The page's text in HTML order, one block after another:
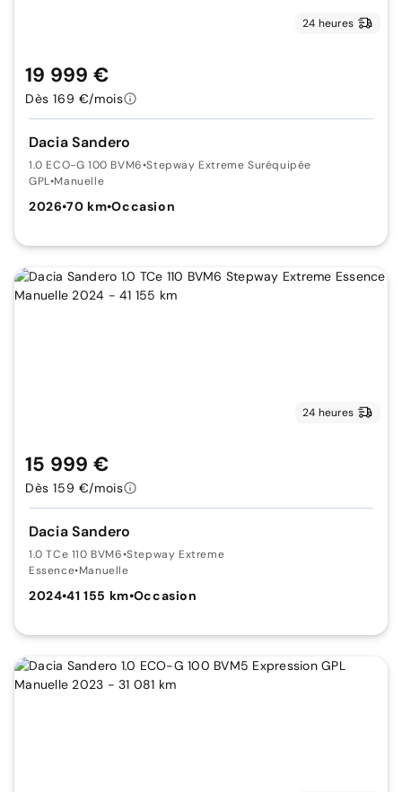
24 heures
Dacia Sandero
1.0 ECO-G 100 BVM6•Stepway Extreme Suréquipée
GPL•Manuelle
2026•70 km•Occasion
19 999 €
Dès 169 €/mois
24 heures
Dacia Sandero
1.0 TCe 110 BVM6•Stepway Extreme
Essence•Manuelle
2024•41 155 km•Occasion
15 999 €
Dès 159 €/mois